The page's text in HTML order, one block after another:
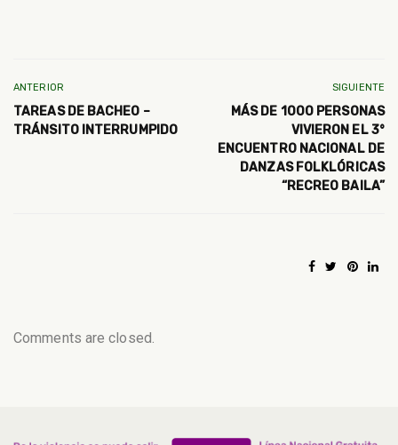
ANTERIOR
TAREAS DE BACHEO –
TRÁNSITO INTERRUMPIDO
SIGUIENTE
MÁS DE 1000 PERSONAS
VIVIERON EL 3°
ENCUENTRO NACIONAL DE
DANZAS FOLKLÓRICAS
“RECREO BAILA”
Comments are closed.